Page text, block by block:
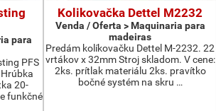
para
PFS
20-
funkčné
Kolikovačka Dettel M2232
Venda / Oferta > Maquinaria para
madeiras
Predám kolíkovačku Dettel M-2232. 22
vrtákov x 32mm Stroj skladom. V cene:
2ks. prítlak materiálu 2ks. pravítko
bočné systém na skru …